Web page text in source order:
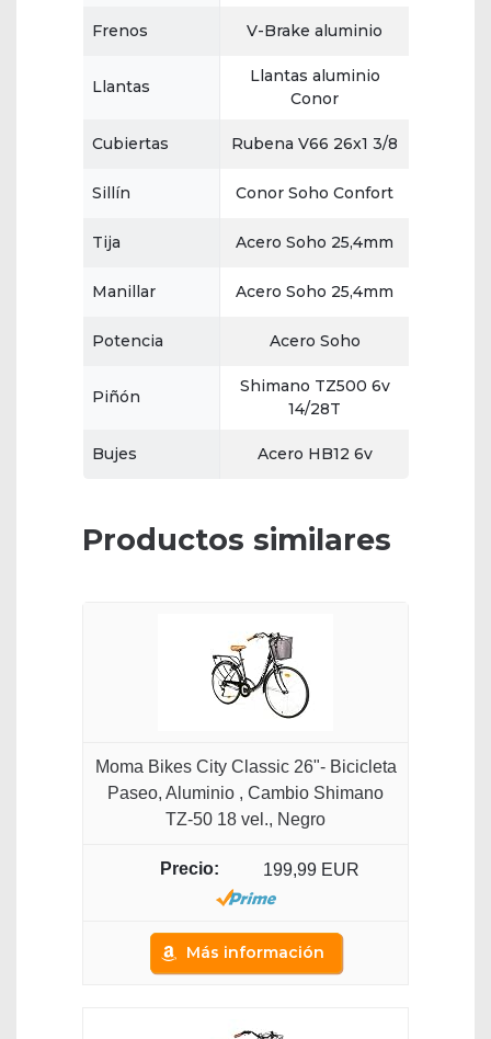
Frenos V-Brake aluminio
Llantas
Llantas aluminio
Conor
Cubiertas Rubena V66 26x1 3/8
Sillín Conor Soho Confort
Tija Acero Soho 25,4mm
Manillar Acero Soho 25,4mm
Potencia Acero Soho
Piñón
Shimano TZ500 6v
14/28T
Bujes Acero HB12 6v
Productos similares
Moma Bikes City Classic 26"- Bicicleta
Paseo, Aluminio , Cambio Shimano
TZ-50 18 vel., Negro
199,99 EUR
Más información